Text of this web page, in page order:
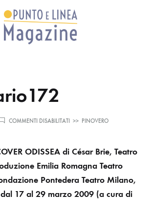
COMMENTI DISABILITATI
SU
>> PINOVERO
ODISSEA di César Brie, Teatro
Emilia Romagna Teatro
Pontedera Teatro Milano,
dal 17 al 29 marzo 2009 (a cura di